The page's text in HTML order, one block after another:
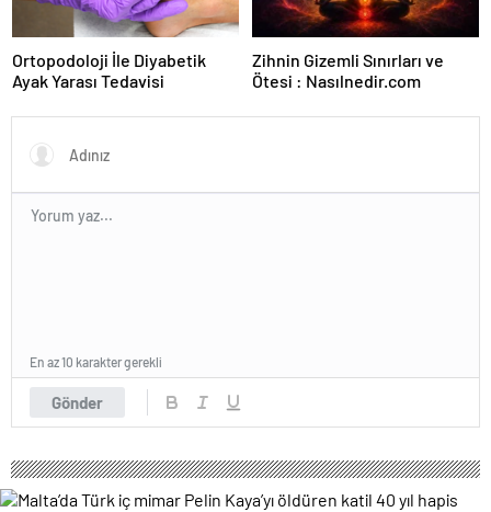
Ortopodoloji İle Diyabetik
Ayak Yarası Tedavisi
Zihnin Gizemli Sınırları ve
Ötesi : Nasılnedir.com
Gönder
En az 10 karakter gerekli